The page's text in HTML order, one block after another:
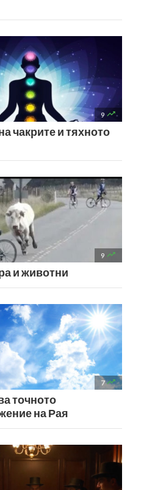
9 
чакрите и тяхното
9 
и животни
7 
точното
на Рая